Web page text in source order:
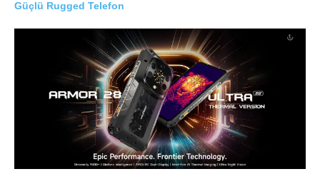
Güçlü Rugged Telefon